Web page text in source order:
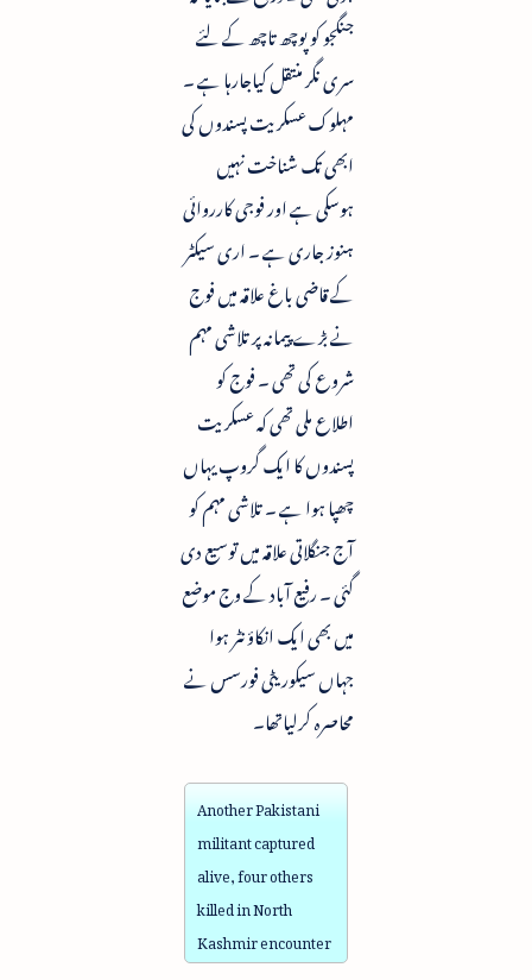
جنگجو کو پوچھ تاچھ کے لئے
سری نگر منتقل کیاجارہا ہے ۔
مہلوک عسکریت پسندوں کی
ابھی تک شناخت نہیں
ہوسکی ہے اور فوجی کارروائی
ہنوز جاری ہے ۔ اری سیکٹر
کے قاضی باغ علاقہ میں فوج
نے بڑے پیمانہ پر تلاشی مہم
شروع کی تھی ۔ فوج کو
اطلاع ملی تھی کہ عسکریت
پسندوں کا ایک گروپ یہاں
چھپا ہوا ہے ۔ تلاشی مہم کو
آج جنگلاتی علاقہ میں توسیع دی
گئی ۔ رفیع آباد کے وج موضع
میں بھی ایک انکاؤنٹر ہوا
جہاں سیکوریٹی فورسس نے
محاصرہ کرلیاتھا۔
Another Pakistani
militant captured
alive, four others
killed in North
Kashmir encounter